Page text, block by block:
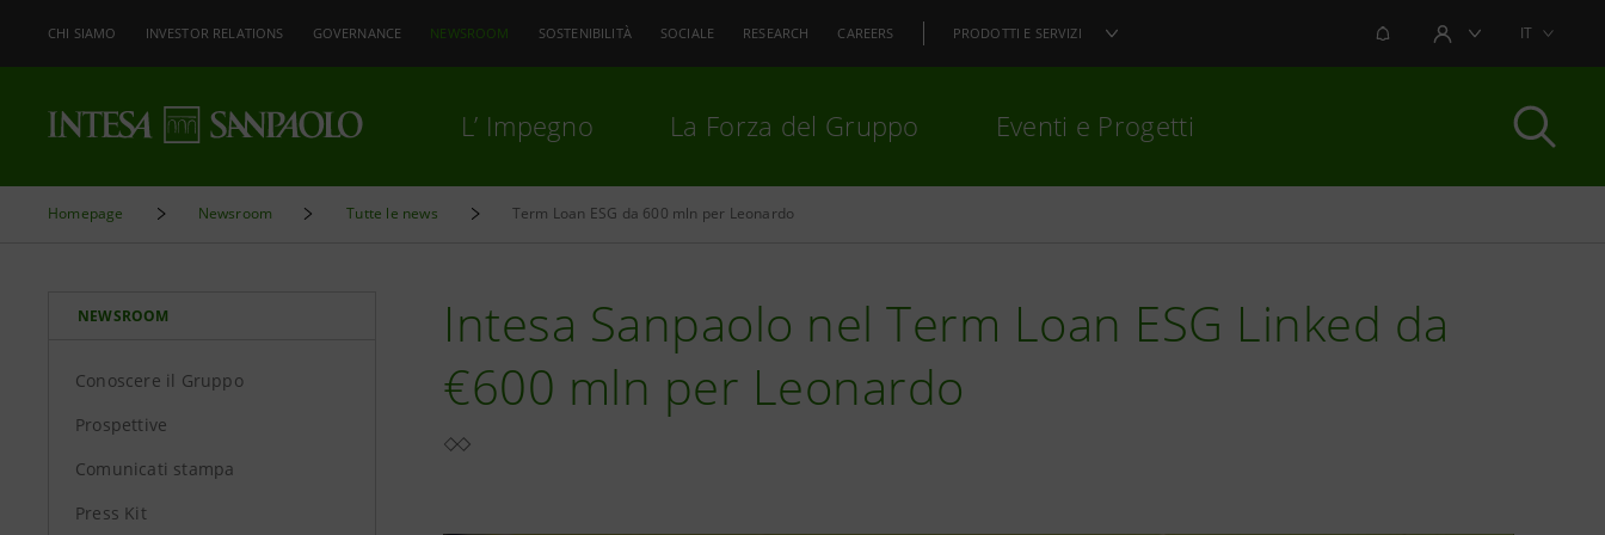
CHI SIAMO INVESTOR RELATIONS GOVERNANCE NEWSROOM SOSTENIBILITÀ SOCIALE RESEARCH CAREERS PRODOTTI E SERVIZI NOTIFICHEAREA UTENTEIT
L’ Impegno La Forza del Gruppo Eventi e Progetti
Homepage Newsroom Tutte le news Term Loan ESG da 600 mln per Leonardo
NEWSROOM
Conoscere il Gruppo
Prospettive
Comunicati stampa
Press Kit
Intesa Sanpaolo nel Term Loan ESG Linked da
€600 mln per Leonardo